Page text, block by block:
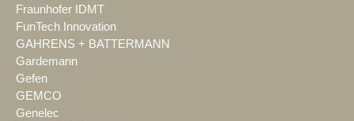
Fraunhofer IDMT
FunTech Innovation
GAHRENS + BATTERMANN
Gardemann
Gefen
GEMCO
Genelec